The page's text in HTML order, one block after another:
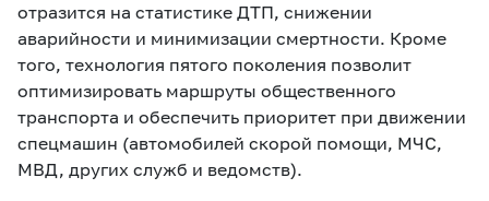
отразится на статистике ДТП, снижении
аварийности и минимизации смертности. Кроме
того, технология пятого поколения позволит
оптимизировать маршруты общественного
транспорта и обеспечить приоритет при движении
спецмашин (автомобилей скорой помощи, МЧС,
МВД, других служб и ведомств).